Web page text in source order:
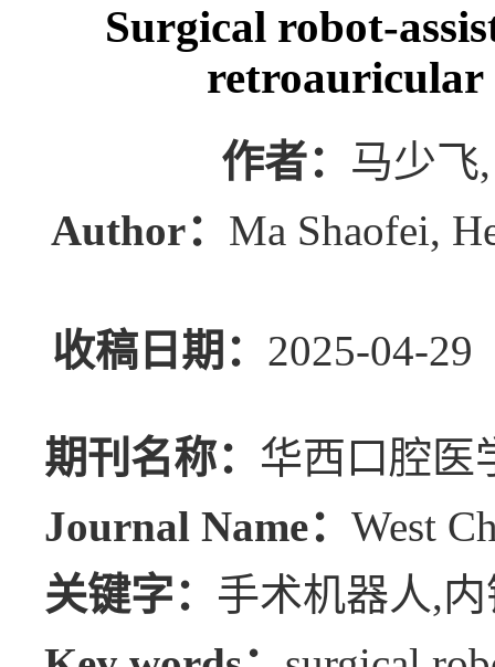
Surgical robot-
retroauricular
作者： 马少飞
Author： Ma Shaofei,
收稿日期： 2025-
期刊名称： 华西口腔医
Journal Name： West
关键字： 手术机器人,